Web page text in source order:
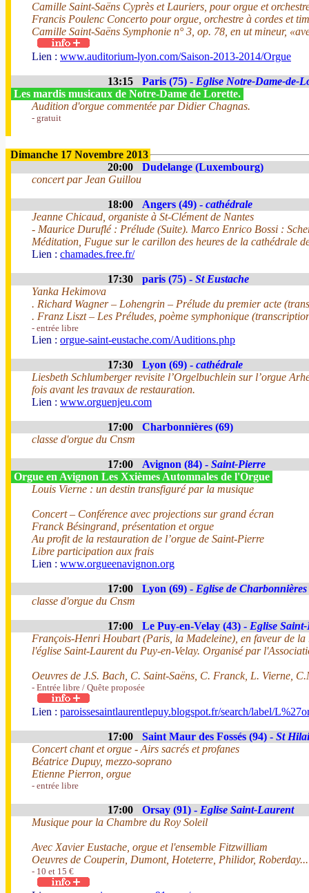
Camille Saint-Saëns Cyprès et Lauriers, pour orgue et
Francis Poulenc Concerto pour orgue, orchestre à cordes et
Camille Saint-Saëns Symphonie n° 3, op. 78, en ut mineur,
Lien : www.auditorium-lyon.com/Saison-2013-2014/Orgue
13:15 Paris (75) - Eglise Notre-Dame-de-
Les mardis musicaux de Notre-Dame de Lorette.
Audition d'orgue commentée par Didier Chagnas.
- gratuit
Dimanche 17 Novembre 2013
20:00
Dudelange (Luxembourg)
concert par Jean Guillou
18:00 Angers (49) - cathédrale
Jeanne Chicaud, organiste à St-Clément de Nantes
- Maurice Duruflé : Prélude (Suite). Marco Enrico Bossi :
Méditation, Fugue sur le carillon des heures de la cathédrale
Lien : chamades.free.fr/
17:30 paris (75) - St Eustache
Yanka Hekimova
. Richard Wagner – Lohengrin – Prélude du premier acte
. Franz Liszt – Les Préludes, poème symphonique
- entrée libre
Lien : orgue-saint-eustache.com/Auditions.php
17:30 Lyon (69) - cathédrale
Liesbeth Schlumberger revisite l’Orgelbuchlein sur l’orgue
fois avant les travaux de restauration.
Lien : www.orguenjeu.com
17:00
Charbonnières (69)
classe d'orgue du Cnsm
17:00 Avignon (84) - Saint-Pierre
Orgue en Avignon Les Xxièmes Automnales de l'Orgue
Louis Vierne : un destin transfiguré par la musique
Concert – Conférence avec projections sur grand écran
Franck Bésingrand, présentation et orgue
Au profit de la restauration de l’orgue de Saint-Pierre
Libre participation aux frais
Lien : www.orgueenavignon.org
17:00 Lyon (69) - Eglise de Charbonnières
classe d'orgue du Cnsm
17:00 Le Puy-en-Velay (43) - Eglise
François-Henri Houbart (Paris, la Madeleine), en faveur de
l'église Saint-Laurent du Puy-en-Velay. Organisé par
Oeuvres de J.S. Bach, C. Saint-Saëns, C. Franck, L. Vierne,
- Entrée libre / Quête proposée
Lien : paroissesaintlaurentlepuy.blogspot.fr/search/label/
17:00 Saint Maur des Fossés (94) - St
Concert chant et orgue - Airs sacrés et profanes
Béatrice Dupuy, mezzo-soprano
Etienne Pierron, orgue
- entrée libre
17:00 Orsay (91) - Eglise Saint-Laurent
Musique pour la Chambre du Roy Soleil
Avec Xavier Eustache, orgue et l'ensemble Fitzwilliam
Oeuvres de Couperin, Dumont, Hoteterre, Philidor, Roberday...
- 10 et 15 €